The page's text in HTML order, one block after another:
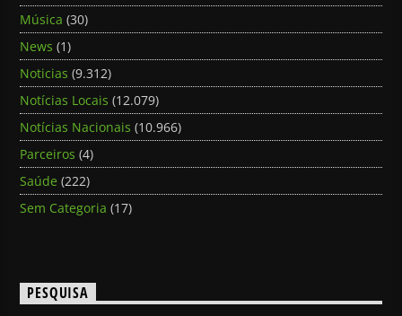
Música (30)
News (1)
Noticias (9.312)
Notícias Locais (12.079)
Notícias Nacionais (10.966)
Parceiros (4)
Saúde (222)
Sem Categoria (17)
PESQUISA